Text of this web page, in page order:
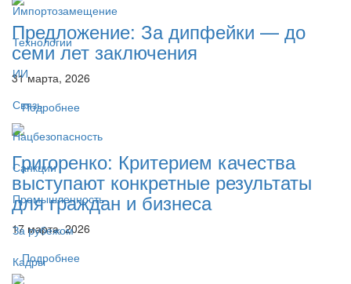
Импортозамещение
Технологии
ИИ
Связь
Нацбезопасность
Санкции
Промышленность
За рубежом
Кадры
Предложение: За дипфейки — до
семи лет заключения
31 марта, 2026
Подробнее
Григоренко: Критерием качества
выступают конкретные результаты
для граждан и бизнеса
17 марта, 2026
Подробнее